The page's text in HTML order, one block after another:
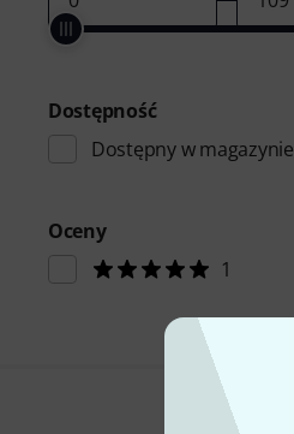
Dostępność
Dostępny w magazynie
Oceny
1